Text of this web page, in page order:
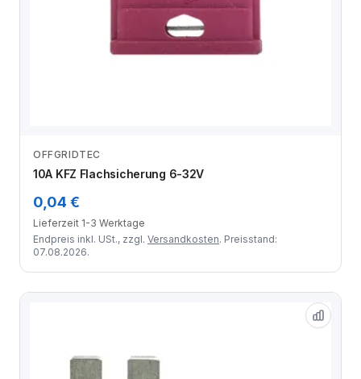
OFFGRIDTEC
10A KFZ Flachsicherung 6-32V
0,04 €
Lieferzeit 1-3 Werktage
Endpreis inkl. USt., zzgl. Versandkosten. Preisstand:
07.08.2026.